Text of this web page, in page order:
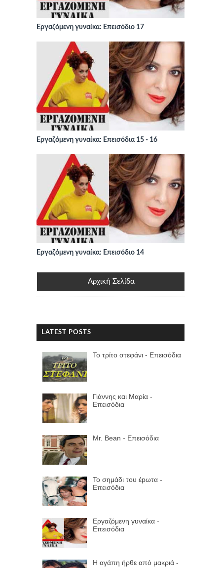
Εργαζόμενη γυναίκα: Επεισόδιο 17
Εργαζόμενη γυναίκα: Επεισόδια 15 - 16
Εργαζόμενη γυναίκα: Επεισόδιο 14
Αρχική Σελίδα
LATEST POSTS
Το τρίτο στεφάνι - Επεισόδια
Γιάννης και Μαρία -
Επεισόδια
Mr. Bean - Επεισόδια
Το σημάδι του έpωτα -
Επεισόδια
Εργαζόμενη γυναίκα -
Επεισόδια
Η αγάπη ήρθε από μακριά -